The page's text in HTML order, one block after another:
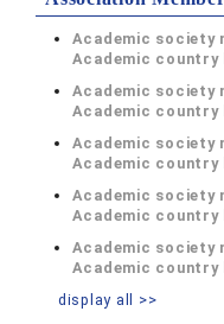
Academic society
Academic
Academic society
Academic
Academic society
Academic
Academic society
Academic
Academic society
Academic
display all >>